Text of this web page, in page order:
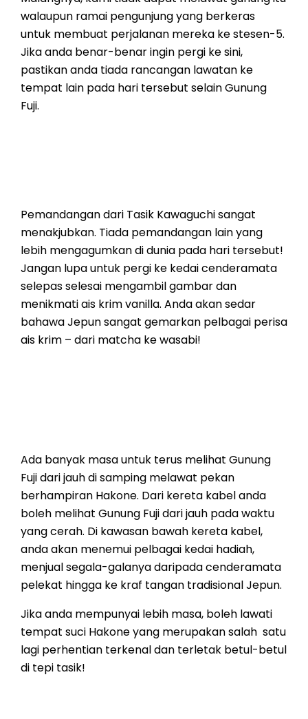
walaupun ramai pengunjung yang berkeras
untuk membuat perjalanan mereka ke stesen-5.
Jika anda benar-benar ingin pergi ke sini,
pastikan anda tiada rancangan lawatan ke
tempat lain pada hari tersebut selain Gunung
Fuji.
Pemandangan dari Tasik Kawaguchi sangat
menakjubkan. Tiada pemandangan lain yang
lebih mengagumkan di dunia pada hari tersebut!
Jangan lupa untuk pergi ke kedai cenderamata
selepas selesai mengambil gambar dan
menikmati ais krim vanilla. Anda akan sedar
bahawa Jepun sangat gemarkan pelbagai perisa
ais krim – dari matcha ke wasabi!
Ada banyak masa untuk terus melihat Gunung
Fuji dari jauh di samping melawat pekan
berhampiran Hakone. Dari kereta kabel anda
boleh melihat Gunung Fuji dari jauh pada waktu
yang cerah. Di kawasan bawah kereta kabel,
anda akan menemui pelbagai kedai hadiah,
menjual segala-galanya daripada cenderamata
pelekat hingga ke kraf tangan tradisional Jepun.
Jika anda mempunyai lebih masa, boleh lawati
tempat suci Hakone yang merupakan salah satu
lagi perhentian terkenal dan terletak betul-betul
di tepi tasik!